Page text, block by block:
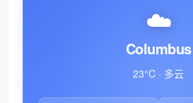
☁️
Columbus
23°C · 多云